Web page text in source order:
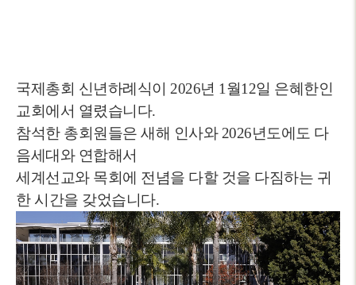
국제총회 신년하례식이 2026년 1월12일 은혜한인
교회에서 열렸습니다.
참석한 총회원들은 새해 인사와 2026년도에도 다
음세대와 연합해서
세계선교와 목회에 전념을 다할 것을 다짐하는 귀
한 시간을 갖었습니다.